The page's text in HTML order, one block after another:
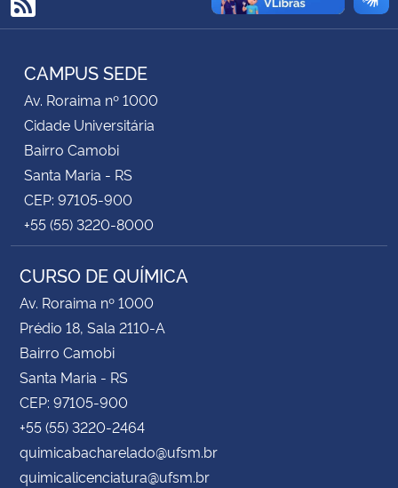
Ministério da Mulher, da Família e dos Direitos Humanos
Secretaria-Geral
Secretaria de Governo
Gabinete de Segurança Institucional
Advocacia-Geral da União
RSS
CAMPUS SEDE
Av. Roraima nº 1000
Cidade Universitária
Bairro Camobi
Santa Maria - RS
CEP: 97105-900
+55 (55) 3220-8000
CURSO DE QUÍMICA
Av. Roraima nº 1000
Prédio 18, Sala 2110-A
Bairro Camobi
Santa Maria - RS
CEP: 97105-900
+55 (55) 3220-2464
quimicabacharelado@ufsm.br
quimicalicenciatura@ufsm.br